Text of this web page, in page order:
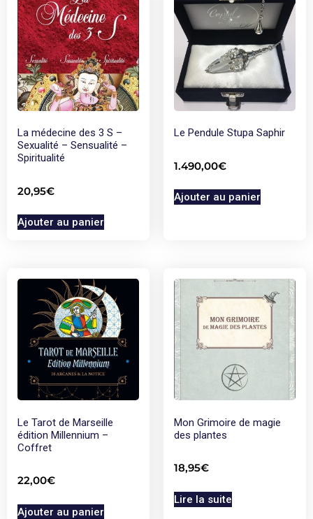
La médecine des 3 S –
Sexualité – Sensualité –
Spiritualité
20,95€
Ajouter au panier
Le Pendule Stupa Saphir
1.490,00€
Ajouter au panier
Le Tarot de Marseille
édition Millennium –
Coffret
22,00€
Ajouter au panier
Mon Grimoire de magie
des plantes
18,95€
Lire la suite